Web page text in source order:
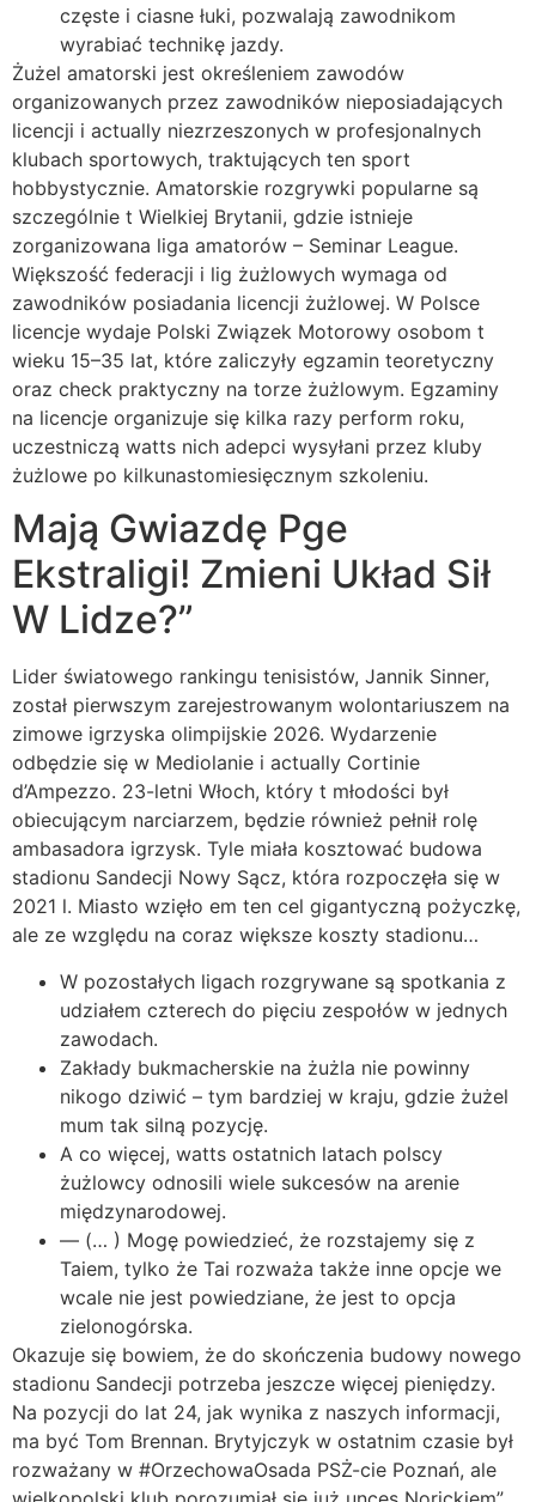
częste i ciasne łuki, pozwalają zawodnikom
wyrabiać technikę jazdy.
Żużel amatorski jest określeniem zawodów
organizowanych przez zawodników nieposiadających
licencji i actually niezrzeszonych w profesjonalnych
klubach sportowych, traktujących ten sport
hobbystycznie. Amatorskie rozgrywki popularne są
szczególnie t Wielkiej Brytanii, gdzie istnieje
zorganizowana liga amatorów – Seminar League.
Większość federacji i lig żużlowych wymaga od
zawodników posiadania licencji żużlowej. W Polsce
licencje wydaje Polski Związek Motorowy osobom t
wieku 15–35 lat, które zaliczyły egzamin teoretyczny
oraz check praktyczny na torze żużlowym. Egzaminy
na licencje organizuje się kilka razy perform roku,
uczestniczą watts nich adepci wysyłani przez kluby
żużlowe po kilkunastomiesięcznym szkoleniu.
Mają Gwiazdę Pge
Ekstraligi! Zmieni Układ Sił
W Lidze?”
Lider światowego rankingu tenisistów, Jannik Sinner,
został pierwszym zarejestrowanym wolontariuszem na
zimowe igrzyska olimpijskie 2026. Wydarzenie
odbędzie się w Mediolanie i actually Cortinie
d’Ampezzo. 23-letni Włoch, który t młodości był
obiecującym narciarzem, będzie również pełnił rolę
ambasadora igrzysk. Tyle miała kosztować budowa
stadionu Sandecji Nowy Sącz, która rozpoczęła się w
2021 l. Miasto wzięło em ten cel gigantyczną pożyczkę,
ale ze względu na coraz większe koszty stadionu…
W pozostałych ligach rozgrywane są spotkania z
udziałem czterech do pięciu zespołów w jednych
zawodach.
Zakłady bukmacherskie na żużla nie powinny
nikogo dziwić – tym bardziej w kraju, gdzie żużel
mum tak silną pozycję.
A co więcej, watts ostatnich latach polscy
żużlowcy odnosili wiele sukcesów na arenie
międzynarodowej.
— (… ) Mogę powiedzieć, że rozstajemy się z
Taiem, tylko że Tai rozważa także inne opcje we
wcale nie jest powiedziane, że jest to opcja
zielonogórska.
Okazuje się bowiem, że do skończenia budowy nowego
stadionu Sandecji potrzeba jeszcze więcej pieniędzy.
Na pozycji do lat 24, jak wynika z naszych informacji,
ma być Tom Brennan. Brytyjczyk w ostatnim czasie był
rozważany w #OrzechowaOsada PSŻ-cie Poznań, ale